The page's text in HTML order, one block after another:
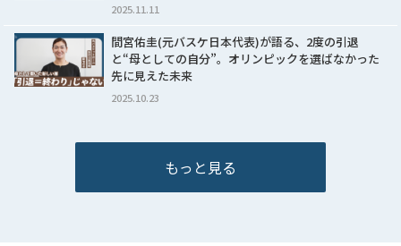
2025.11.11
間宮佑圭(元バスケ日本代表)が語る、2度の引退
と“母としての自分”。オリンピックを選ばなかった
先に見えた未来
2025.10.23
もっと見る